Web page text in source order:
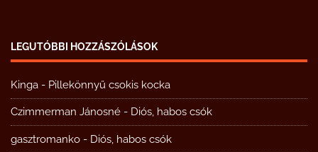
LEGUTÓBBI HOZZÁSZÓLÁSOK
Kinga - Pillekönnyű csokis kocka
Czimmerman Jánosné - Diós, habos csók
gasztromanko - Diós, habos csók